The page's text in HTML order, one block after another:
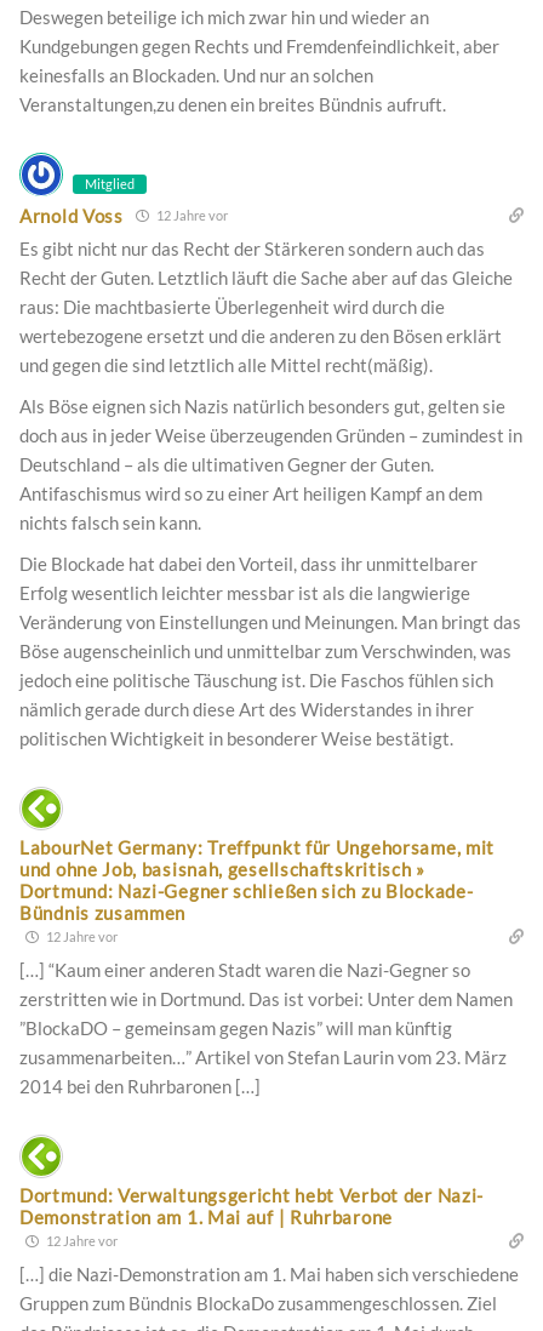
Deswegen beteilige ich mich zwar hin und wieder an
Kundgebungen gegen Rechts und Fremdenfeindlichkeit, aber
keinesfalls an Blockaden. Und nur an solchen
Veranstaltungen,zu denen ein breites Bündnis aufruft.
Mitglied
Arnold Voss 12 Jahre vor
Es gibt nicht nur das Recht der Stärkeren sondern auch das
Recht der Guten. Letztlich läuft die Sache aber auf das Gleiche
raus: Die machtbasierte Überlegenheit wird durch die
wertebezogene ersetzt und die anderen zu den Bösen erklärt
und gegen die sind letztlich alle Mittel recht(mäßig).
Als Böse eignen sich Nazis natürlich besonders gut, gelten sie
doch aus in jeder Weise überzeugenden Gründen – zumindest in
Deutschland – als die ultimativen Gegner der Guten.
Antifaschismus wird so zu einer Art heiligen Kampf an dem
nichts falsch sein kann.
Die Blockade hat dabei den Vorteil, dass ihr unmittelbarer
Erfolg wesentlich leichter messbar ist als die langwierige
Veränderung von Einstellungen und Meinungen. Man bringt das
Böse augenscheinlich und unmittelbar zum Verschwinden, was
jedoch eine politische Täuschung ist. Die Faschos fühlen sich
nämlich gerade durch diese Art des Widerstandes in ihrer
politischen Wichtigkeit in besonderer Weise bestätigt.
LabourNet Germany: Treffpunkt für Ungehorsame, mit
und ohne Job, basisnah, gesellschaftskritisch »
Dortmund: Nazi-Gegner schließen sich zu Blockade-
Bündnis zusammen
12 Jahre vor
[…] “Kaum einer anderen Stadt waren die Nazi-Gegner so
zerstritten wie in Dortmund. Das ist vorbei: Unter dem Namen
”BlockaDO – gemeinsam gegen Nazis” will man künftig
zusammenarbeiten…” Artikel von Stefan Laurin vom 23. März
2014 bei den Ruhrbaronen […]
Dortmund: Verwaltungsgericht hebt Verbot der Nazi-
Demonstration am 1. Mai auf | Ruhrbarone
12 Jahre vor
[…] die Nazi-Demonstration am 1. Mai haben sich verschiedene
Gruppen zum Bündnis BlockaDo zusammengeschlossen. Ziel